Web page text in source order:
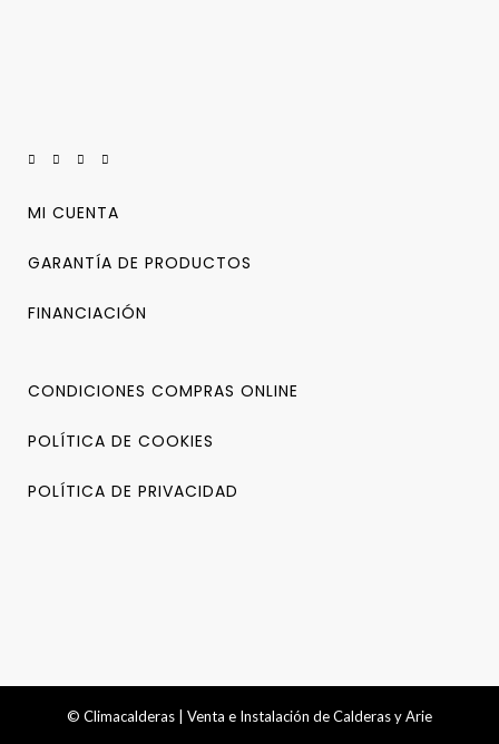
MI CUENTA
GARANTÍA DE PRODUCTOS
FINANCIACIÓN
CONDICIONES COMPRAS ONLINE
POLÍTICA DE COOKIES
POLÍTICA DE PRIVACIDAD
© Climacalderas | Venta e Instalación de Calderas y Arie